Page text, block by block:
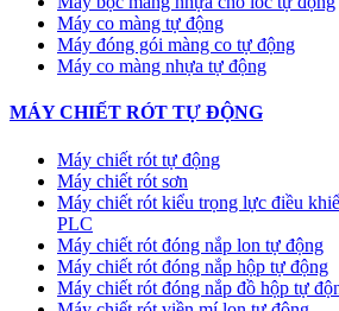
Máy co màng tự động
Máy đóng gói màng co tự động
Máy co màng nhựa tự động
MÁY CHIẾT RÓT TỰ ĐỘNG
Máy chiết rót tự động
Máy chiết rót sơn
Máy chiết rót kiểu trọng lực điều
PLC
Máy chiết rót đóng nắp lon tự động
Máy chiết rót đóng nắp hộp tự động
Máy chiết rót đóng nắp đồ hộp tự